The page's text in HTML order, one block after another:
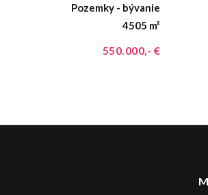
Pozemky - bývanie
4505 m²
550.000,- €